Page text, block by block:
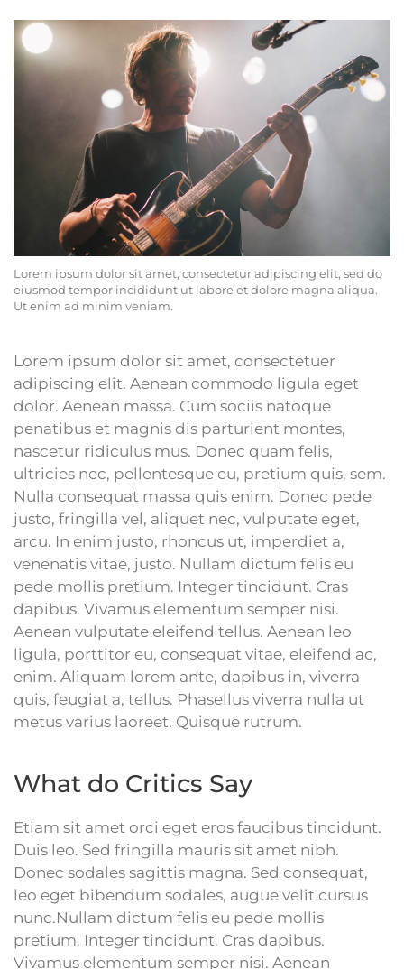
Lorem ipsum dolor sit amet, consectetur adipiscing elit, sed do
eiusmod tempor incididunt ut labore et dolore magna aliqua.
Ut enim ad minim veniam.
Lorem ipsum dolor sit amet, consectetuer
adipiscing elit. Aenean commodo ligula eget
dolor. Aenean massa. Cum sociis natoque
penatibus et magnis dis parturient montes,
nascetur ridiculus mus. Donec quam felis,
ultricies nec, pellentesque eu, pretium quis, sem.
Nulla consequat massa quis enim. Donec pede
justo, fringilla vel, aliquet nec, vulputate eget,
arcu. In enim justo, rhoncus ut, imperdiet a,
venenatis vitae, justo. Nullam dictum felis eu
pede mollis pretium. Integer tincidunt. Cras
dapibus. Vivamus elementum semper nisi.
Aenean vulputate eleifend tellus. Aenean leo
ligula, porttitor eu, consequat vitae, eleifend ac,
enim. Aliquam lorem ante, dapibus in, viverra
quis, feugiat a, tellus. Phasellus viverra nulla ut
metus varius laoreet. Quisque rutrum.
What do Critics Say
Etiam sit amet orci eget eros faucibus tincidunt.
Duis leo. Sed fringilla mauris sit amet nibh.
Donec sodales sagittis magna. Sed consequat,
leo eget bibendum sodales, augue velit cursus
nunc.Nullam dictum felis eu pede mollis
pretium. Integer tincidunt. Cras dapibus.
Vivamus elementum semper nisi. Aenean